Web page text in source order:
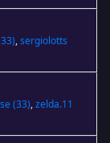
,sergiolotts
(33),zelda.11